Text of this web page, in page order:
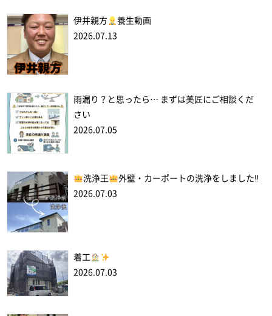
伊井親方
養生動画
2026.07.13
雨漏り？と思ったら… まずは美匠にご相談くだ
さい
2026.07.05
洗浄王
外壁・カーポートの洗浄をしました‼
2026.07.03
着工
2026.07.03